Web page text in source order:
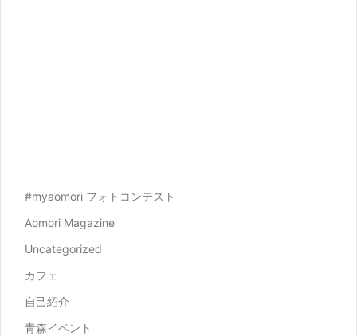
#myaomori フォトコンテスト
Aomori Magazine
Uncategorized
カフェ
自己紹介
青森イベント